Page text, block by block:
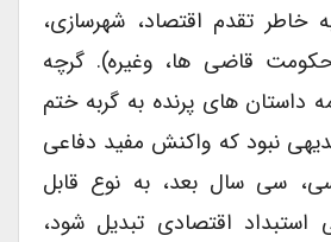
تقدم اقتصاد، شهرسازی،
قاضی ها، وغیره). گرچه
های پرنده به گربه ختم
نبود که واکنش مفید دفاعی
سی سال بعد، به نوع قابل
اقتصادی تبدیل شود،